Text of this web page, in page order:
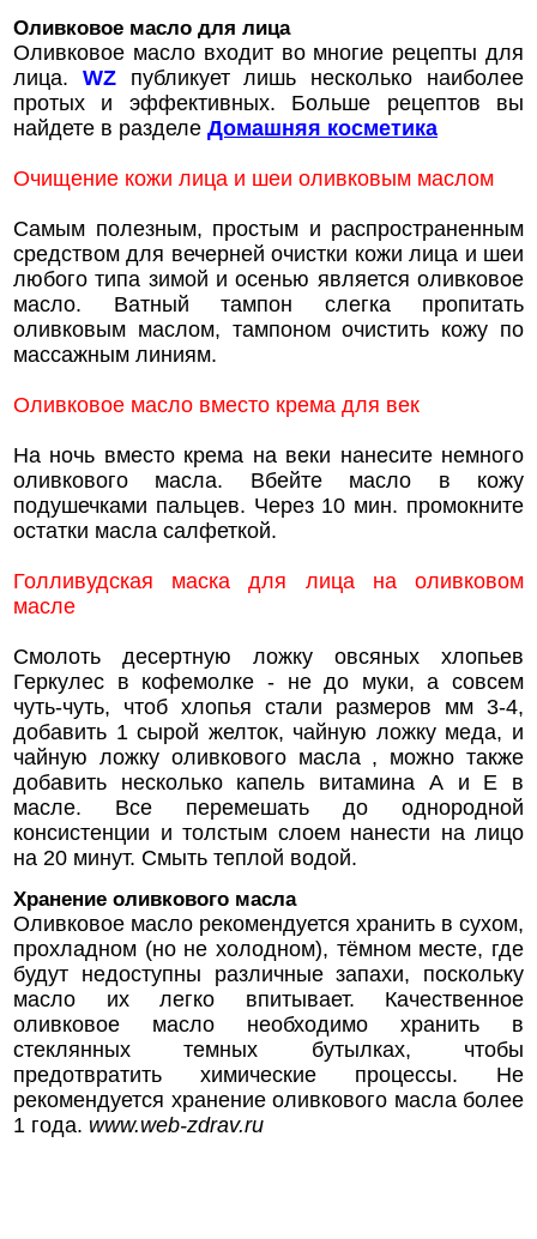
Оливковое масло для лица
Оливковое масло входит во многие рецепты для
лица. WZпубликует лишь несколько наиболее
протых и эффективных. Больше рецептов вы
найдете в разделе Домашняя косметика
Очищение кожи лица и шеи оливковым маслом
Самым полезным, простым и распространенным
средством для вечерней очистки кожи лица и шеи
любого типа зимой и осенью является оливковое
масло. Ватный тампон слегка пропитать
оливковым маслом, тампоном очистить кожу по
массажным линиям.
Оливковое масло вместо крема для век
На ночь вместо крема на веки нанесите немного
оливкового масла. Вбейте масло в кожу
подушечками пальцев. Через 10 мин. промокните
остатки масла салфеткой.
Голливудская маска для лица на оливковом
масле
Смолоть десертную ложку овсяных хлопьев
Геркулес в кофемолке - не до муки, а совсем
чуть-чуть, чтоб хлопья стали размеров мм 3-4,
добавить 1 сырой желток, чайную ложку меда, и
чайную ложку оливкового масла , можно также
добавить несколько капель витамина А и Е в
масле. Все перемешать до однородной
консистенции и толстым слоем нанести на лицо
на 20 минут. Смыть теплой водой.
Хранение оливкового масла
Оливковое масло рекомендуется хранить в сухом,
прохладном (но не холодном), тёмном месте, где
будут недоступны различные запахи, поскольку
масло их легко впитывает. Качественное
оливковое масло необходимо хранить в
стеклянных темных бутылках, чтобы
предотвратить химические процессы. Не
рекомендуется хранение оливкового масла более
1 года. www.web-zdrav.ru